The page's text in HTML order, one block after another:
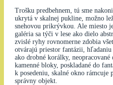
Trošku predbehnem, tú sme
ukrytá v skalnej pukline, možno
snehovou prikrývkou. Ale miesto
galéria sa týči v lese ako dielo
zvislé ryhy rovnomerne zdobia
otvárajú priestor fantázii,
ako drobné korálky,
kamenné bloky, poskladané do
k posedeniu, skalné okno
správny objekt.